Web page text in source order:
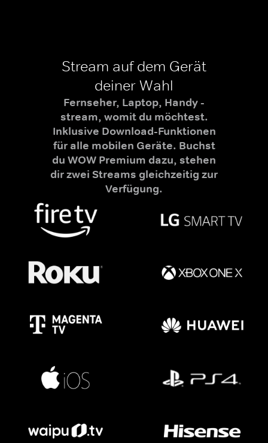
Stream auf dem Gerät
deiner Wahl
Fernseher, Laptop, Handy -
stream, womit du möchtest.
Inklusive Download-Funktionen
für alle mobilen Geräte. Buchst
du WOW Premium dazu, stehen
dir zwei Streams gleichzeitig zur
Verfügung.